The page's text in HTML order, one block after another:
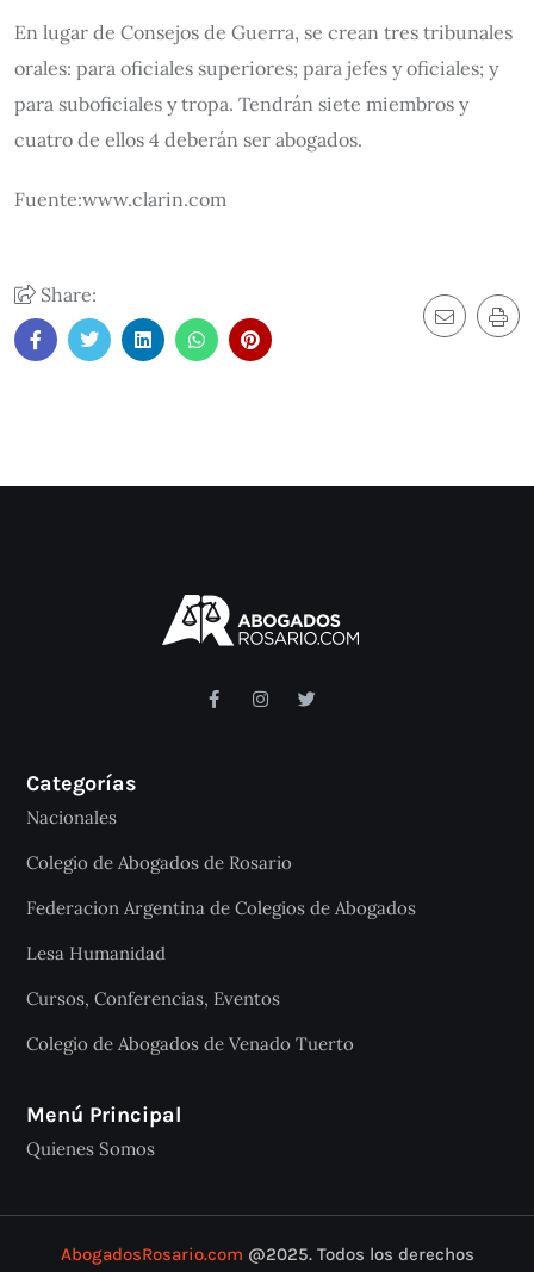
En lugar de Consejos de Guerra, se crean tres tribunales
orales: para oficiales superiores; para jefes y oficiales; y
para suboficiales y tropa. Tendrán siete miembros y
cuatro de ellos 4 deberán ser abogados.
Fuente:www.clarin.com
Share:
Categorías
Nacionales
Colegio de Abogados de Rosario
Federacion Argentina de Colegios de Abogados
Lesa Humanidad
Cursos, Conferencias, Eventos
Colegio de Abogados de Venado Tuerto
Menú Principal
Quienes Somos
AbogadosRosario.com @2025. Todos los derechos